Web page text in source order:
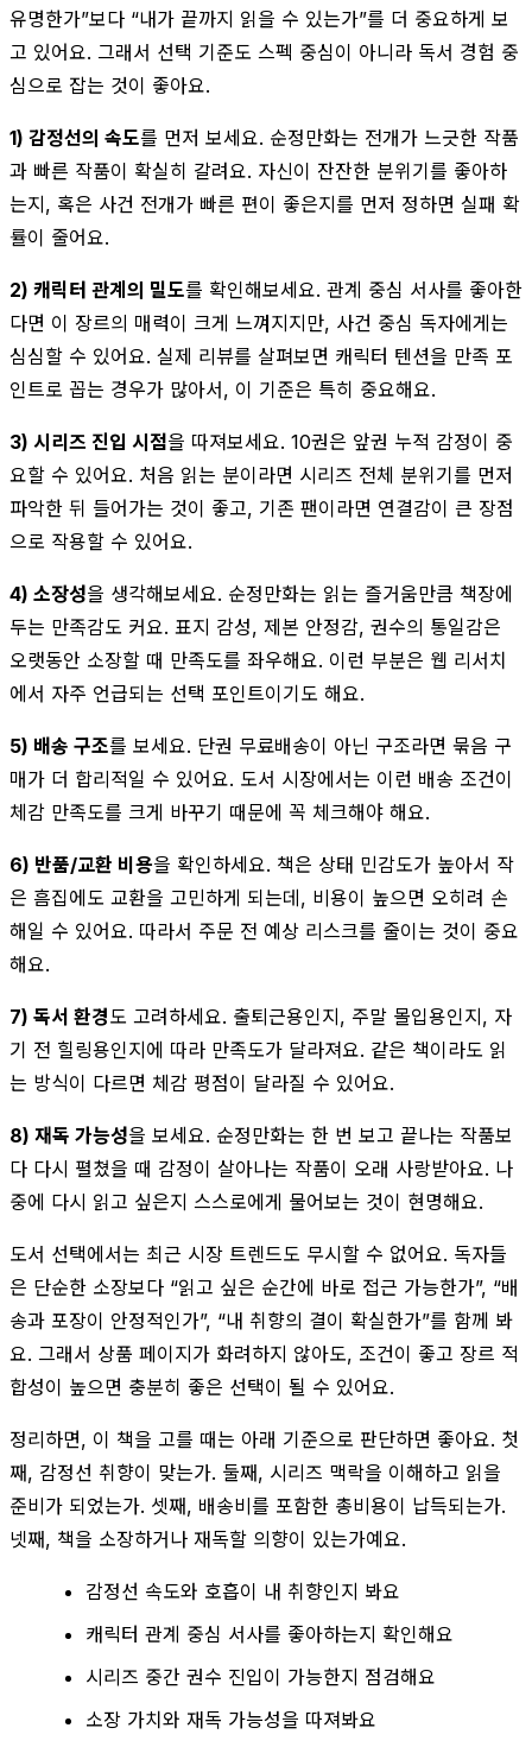
유명한가”보다 “내가 끝까지 읽을 수 있는가”를 더 중요하게 보
고 있어요. 그래서 선택 기준도 스펙 중심이 아니라 독서 경험 중
심으로 잡는 것이 좋아요.
1) 감정선의 속도를 먼저 보세요. 순정만화는 전개가 느긋한 작품
과 빠른 작품이 확실히 갈려요. 자신이 잔잔한 분위기를 좋아하
는지, 혹은 사건 전개가 빠른 편이 좋은지를 먼저 정하면 실패 확
률이 줄어요.
2) 캐릭터 관계의 밀도를 확인해보세요. 관계 중심 서사를 좋아한
다면 이 장르의 매력이 크게 느껴지지만, 사건 중심 독자에게는
심심할 수 있어요. 실제 리뷰를 살펴보면 캐릭터 텐션을 만족 포
인트로 꼽는 경우가 많아서, 이 기준은 특히 중요해요.
3) 시리즈 진입 시점을 따져보세요. 10권은 앞권 누적 감정이 중
요할 수 있어요. 처음 읽는 분이라면 시리즈 전체 분위기를 먼저
파악한 뒤 들어가는 것이 좋고, 기존 팬이라면 연결감이 큰 장점
으로 작용할 수 있어요.
4) 소장성을 생각해보세요. 순정만화는 읽는 즐거움만큼 책장에
두는 만족감도 커요. 표지 감성, 제본 안정감, 권수의 통일감은
오랫동안 소장할 때 만족도를 좌우해요. 이런 부분은 웹 리서치
에서 자주 언급되는 선택 포인트이기도 해요.
5) 배송 구조를 보세요. 단권 무료배송이 아닌 구조라면 묶음 구
매가 더 합리적일 수 있어요. 도서 시장에서는 이런 배송 조건이
체감 만족도를 크게 바꾸기 때문에 꼭 체크해야 해요.
6) 반품/교환 비용을 확인하세요. 책은 상태 민감도가 높아서 작
은 흠집에도 교환을 고민하게 되는데, 비용이 높으면 오히려 손
해일 수 있어요. 따라서 주문 전 예상 리스크를 줄이는 것이 중요
해요.
7) 독서 환경도 고려하세요. 출퇴근용인지, 주말 몰입용인지, 자
기 전 힐링용인지에 따라 만족도가 달라져요. 같은 책이라도 읽
는 방식이 다르면 체감 평점이 달라질 수 있어요.
8) 재독 가능성을 보세요. 순정만화는 한 번 보고 끝나는 작품보
다 다시 펼쳤을 때 감정이 살아나는 작품이 오래 사랑받아요. 나
중에 다시 읽고 싶은지 스스로에게 물어보는 것이 현명해요.
도서 선택에서는 최근 시장 트렌드도 무시할 수 없어요. 독자들
은 단순한 소장보다 “읽고 싶은 순간에 바로 접근 가능한가”, “배
송과 포장이 안정적인가”, “내 취향의 결이 확실한가”를 함께 봐
요. 그래서 상품 페이지가 화려하지 않아도, 조건이 좋고 장르 적
합성이 높으면 충분히 좋은 선택이 될 수 있어요.
정리하면, 이 책을 고를 때는 아래 기준으로 판단하면 좋아요. 첫
째, 감정선 취향이 맞는가. 둘째, 시리즈 맥락을 이해하고 읽을
준비가 되었는가. 셋째, 배송비를 포함한 총비용이 납득되는가.
넷째, 책을 소장하거나 재독할 의향이 있는가예요.
감정선 속도와 호흡이 내 취향인지 봐요
캐릭터 관계 중심 서사를 좋아하는지 확인해요
시리즈 중간 권수 진입이 가능한지 점검해요
소장 가치와 재독 가능성을 따져봐요